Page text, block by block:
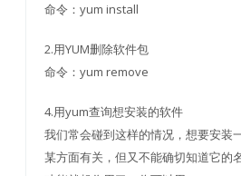
命令：yum install
2.用YUM删除软件包
命令：yum remove
4.用yum查询想安装的软件
我们常会碰到这样的情况，想要安装
某方面有关，但又不能确切知道它的